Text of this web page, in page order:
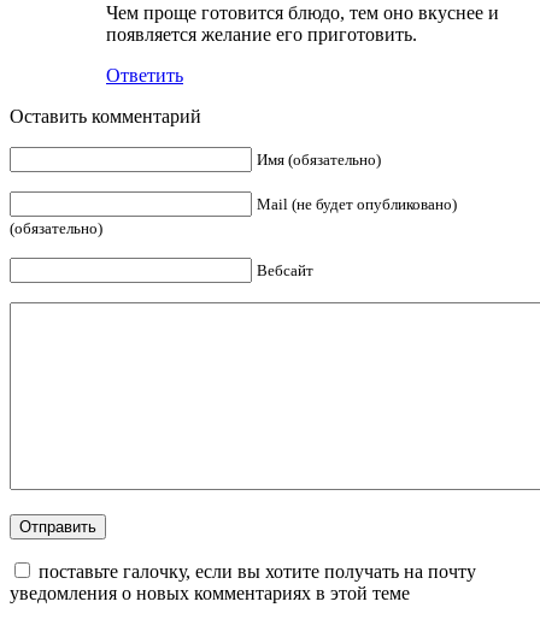
Чем проще готовится блюдо, тем оно вкуснее и
появляется желание его приготовить.
Ответить
Оставить комментарий
Имя (обязательно)
Mail (не будет опубликовано)
(обязательно)
Вебсайт
поставьте галочку, если вы хотите получать на почту
уведомления о новых комментариях в этой теме